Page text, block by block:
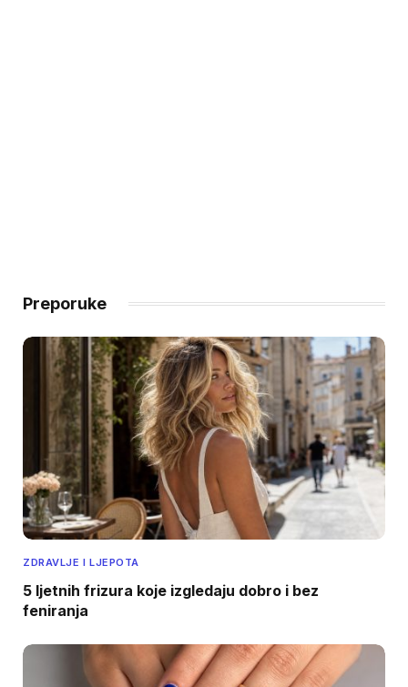
Preporuke
ZDRAVLJE I LJEPOTA
5 ljetnih frizura koje izgledaju dobro i bez
feniranja